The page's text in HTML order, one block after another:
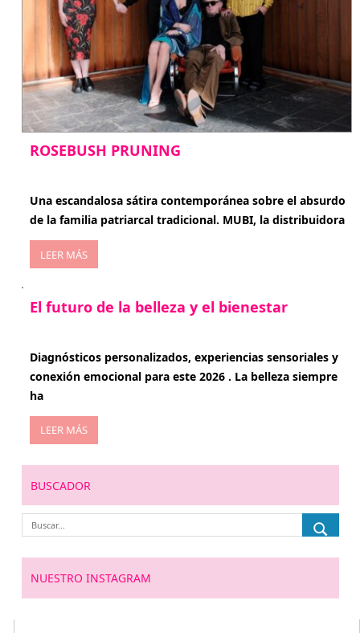
ROSEBUSH PRUNING
Una escandalosa sátira contemporánea sobre el absurdo
de la familia patriarcal tradicional. MUBI, la distribuidora
LEER MÁS
El futuro de la belleza y el bienestar
Diagnósticos personalizados, experiencias sensoriales y
conexión emocional para este 2026 . La belleza siempre
ha
LEER MÁS
BUSCADOR
NUESTRO INSTAGRAM